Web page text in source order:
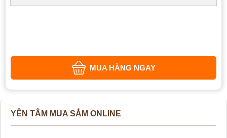
MUA HÀNG NGAY
YÊN TÂM MUA SẮM ONLINE